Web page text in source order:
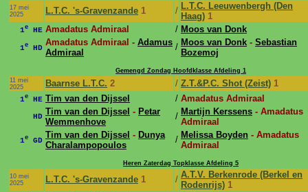
17 mei
2025
L.T.C. 's-Gravenzande 1 / L.T.C. Leeuwenbergh (Den
Haag) 1
1e HE Amadatus Admiraal / Moos van Donk
1e HD
Amadatus Admiraal - Adamus
Admiraal
/ Moos van Donk - Sebastian
Bozemoj
Gemengd Zondag Hoofdklasse Afdeling 1
11 mei
2025
Baarnse L.T.C. 2 / Z.T.&P.C. Shot (Zeist) 1
1e HE Tim van den Dijssel / Amadatus Admiraal
HD Tim van den Dijssel - Petar
Wemmenhove
/ Martijn Kerssens - Amadatus
Admiraal
1e GD
Tim van den Dijssel - Dunya
Charalampopoulos
/ Melissa Boyden - Amadatus
Admiraal
Heren Zaterdag Topklasse Afdeling 5
10 mei
2025
L.T.C. 's-Gravenzande 1 / A.T.V. Berkenrode (Berkel en
Rodenrijs) 1